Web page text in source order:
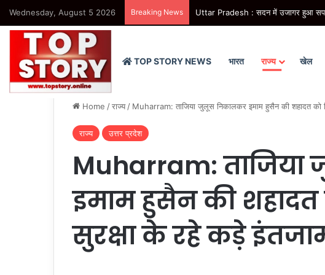
Wednesday, August 5 2026 Breaking News Uttar Pradesh : सदन में उजागर हुआ सपा
TOP STORY NEWS भारत राज्य खेल
Home /राज्य / Muharram: ताजिया जुलूस निकालकर इमाम हुसैन की शहादत को
राज्य उत्तर प्रदेश
Muharram:
इमाम हुसैन की शहादत
सुरक्षा के रहे कड़े